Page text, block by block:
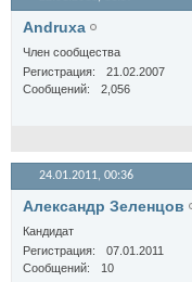
Andruxa
Член сообщества
Регистрация
21.02.2007
Сообщений
2,056
24.01.2011, 00:36
Александр Зеленцов
Кандидат
Регистрация
07.01.2011
Сообщений
10